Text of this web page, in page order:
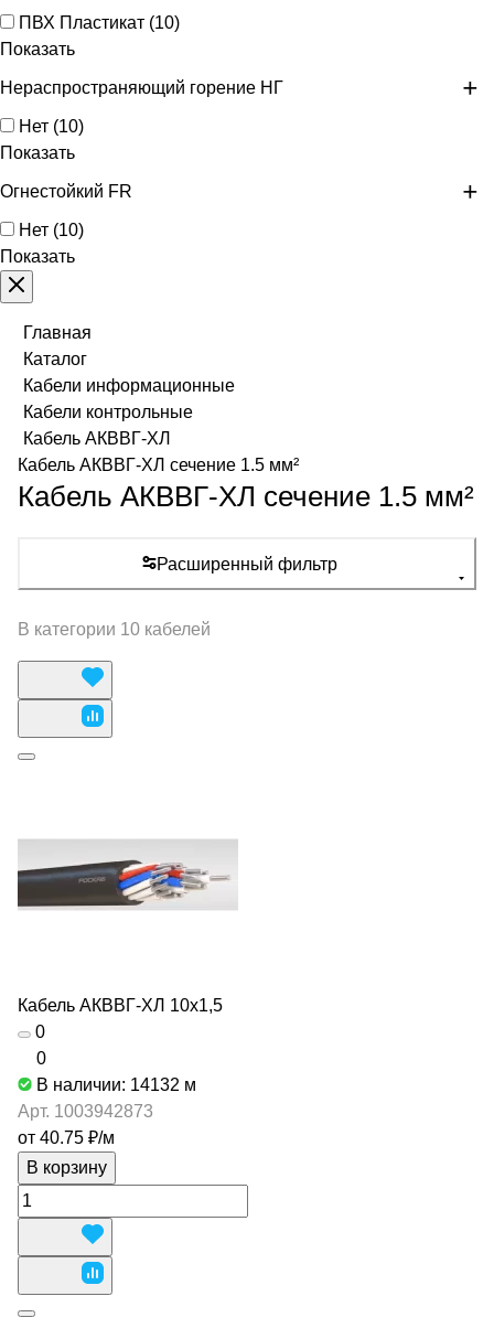
ПВХ Пластикат (10)
Показать
Нераспространяющий горение НГ
Нет (10)
Показать
Огнестойкий FR
Нет (10)
Показать
Главная
Каталог
Кабели информационные
Кабели контрольные
Кабель АКВВГ-ХЛ
Кабель АКВВГ-ХЛ сечение 1.5 мм²
Кабель АКВВГ-ХЛ сечение 1.5 мм²
Расширенный фильтр
В категории 10 кабелей
Кабель АКВВГ-ХЛ 10х1,5
0
0
В наличии: 14132 м
Арт. 1003942873
от 40.75 ₽/м
В корзину